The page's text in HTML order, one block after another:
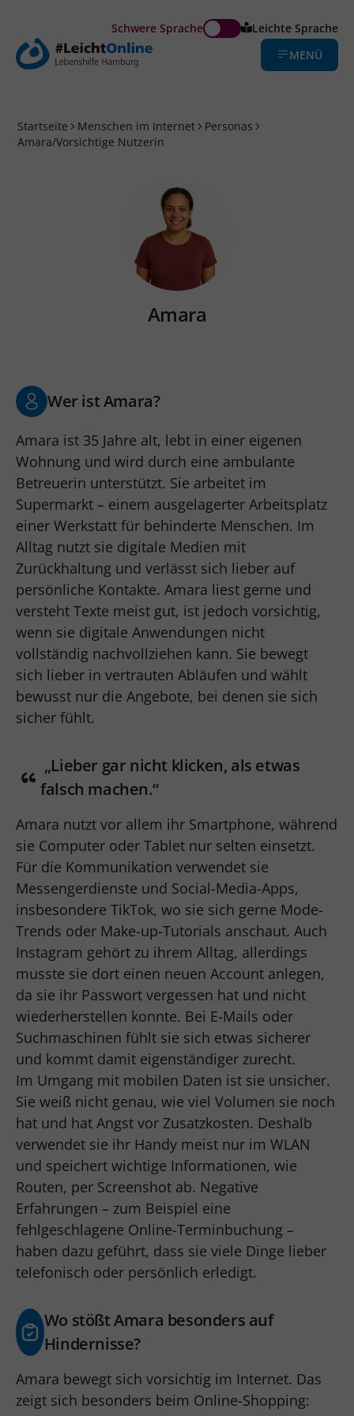
Schwere Sprache
Leichte Sprache
MENÜ
Startseite Menschen im Internet
Personas
Amara/Vorsichtige Nutzerin
Amara
Wer ist Amara?
Amara ist 35 Jahre alt, lebt in einer eigenen
Wohnung und wird durch eine ambulante
Betreuerin unterstützt. Sie arbeitet im
Supermarkt – einem ausgelagerter Arbeitsplatz
einer Werkstatt für behinderte Menschen. Im
Alltag nutzt sie digitale Medien mit
Zurückhaltung und verlässt sich lieber auf
persönliche Kontakte. Amara liest gerne und
versteht Texte meist gut, ist jedoch vorsichtig,
wenn sie digitale Anwendungen nicht
vollständig nachvollziehen kann. Sie bewegt
sich lieber in vertrauten Abläufen und wählt
bewusst nur die Angebote, bei denen sie sich
sicher fühlt.
„Lieber gar nicht klicken, als etwas
falsch machen.“
Amara nutzt vor allem ihr Smartphone, während
sie Computer oder Tablet nur selten einsetzt.
Für die Kommunikation verwendet sie
Messengerdienste und Social-Media-Apps,
insbesondere TikTok, wo sie sich gerne Mode-
Trends oder Make-up-Tutorials anschaut. Auch
Instagram gehört zu ihrem Alltag, allerdings
musste sie dort einen neuen Account anlegen,
da sie ihr Passwort vergessen hat und nicht
wiederherstellen konnte. Bei E-Mails oder
Suchmaschinen fühlt sie sich etwas sicherer
und kommt damit eigenständiger zurecht.
Im Umgang mit mobilen Daten ist sie unsicher.
Sie weiß nicht genau, wie viel Volumen sie noch
hat und hat Angst vor Zusatzkosten. Deshalb
verwendet sie ihr Handy meist nur im WLAN
und speichert wichtige Informationen, wie
Routen, per Screenshot ab. Negative
Erfahrungen – zum Beispiel eine
fehlgeschlagene Online-Terminbuchung –
haben dazu geführt, dass sie viele Dinge lieber
telefonisch oder persönlich erledigt.
Wo stößt Amara besonders auf
Hindernisse?
Amara bewegt sich vorsichtig im Internet. Das
zeigt sich besonders beim Online-Shopping: